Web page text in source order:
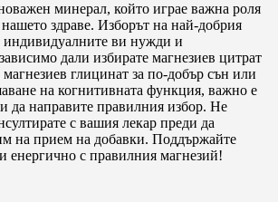
минерал, който играе важна роля
здраве. Изборът на най-добрия
индивидуалните ви нужди и
дали избирате магнезиев цитрат
глицинат за по-добър сън или
на когнитивната функция, важно е
да направите правилния избор. Не
с вашия лекар преди да
на прием на добавки. Поддържайте
енергично с правилния магнезий!